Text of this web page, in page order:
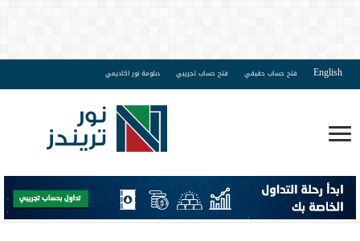
English فتح حساب حقيقي فتح حساب تجريبي دبلومة نور اكاديمي